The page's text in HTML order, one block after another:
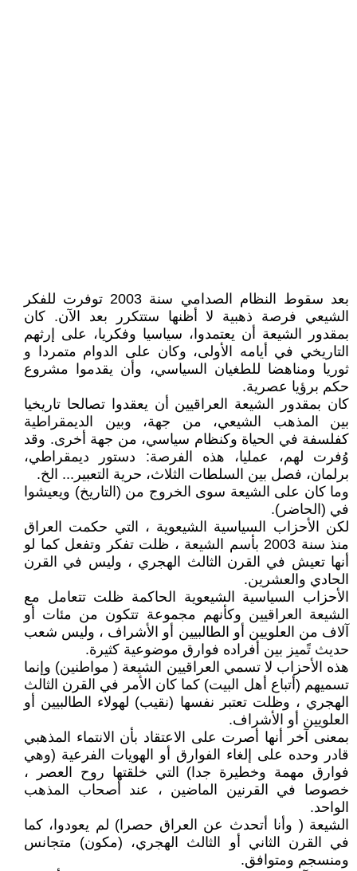
بعد سقوط النظام الصدامي سنة 2003 توفرت للفكر
الشيعي فرصة ذهبية لا أظنها ستتكرر بعد الآن. كان
بمقدور الشيعة أن يعتمدوا، سياسيا وفكريا، على إرثهم
التاريخي في أيامه الأولى، وكان على الدوام متمردا و
ثوريا ومناهضا للطغيان السياسي، وأن يقدموا مشروع
حكم برؤيا عصرية.
كان بمقدور الشيعة العراقيين أن يعقدوا تصالحا تاريخيا
بين المذهب الشيعي، من جهة، وبين الديمقراطية
كفلسفة في الحياة وكنظام سياسي، من جهة أخرى. وقد
وُفرت لهم، عمليا، هذه الفرصة: دستور ديمقراطي،
برلمان، فصل بين السلطات الثلاث، حرية التعبير... الخ.
وما كان على الشيعة سوى الخروج من (التاريخ) ويعيشوا
في (الحاضر).
لكن الأحزاب السياسية الشيعوية ، التي حكمت العراق
منذ سنة 2003 بأسم الشيعة ، ظلت تفكر وتفعل كما لو
أنها تعيش في القرن الثالث الهجري ، وليس في القرن
الحادي والعشرين.
الأحزاب السياسية الشيعوية الحاكمة ظلت تتعامل مع
الشيعة العراقيين وكأنهم مجموعة تتكون من مئات أو
آلاف من العلويين أو الطالبيين أو الأشراف ، وليس شعب
حديث تًميز بين أفراده فوارق موضوعية كثيرة.
هذه الأحزاب لا تسمي العراقيين الشيعة ( مواطنين) وإنما
تسميهم (أتباع أهل البيت) كما كان الأمر في القرن الثالث
الهجري ، وظلت تعتبر نفسها (نقيب) لهولاء الطالبيين أو
العلويين أو الأشراف.
بمعنى آخر أنها أصرت على الاعتقاد بأن الانتماء المذهبي
قادر وحده على إلغاء الفوارق أو الهويات الفرعية (وهي
فوارق مهمة وخطيرة جدا) التي خلقتها روح العصر ،
خصوصا في القرنين الماضين ، عند أصحاب المذهب
الواحد.
الشيعة ( وأنا أتحدث عن العراق حصرا) لم يعودوا، كما
في القرن الثاني أو الثالث الهجري، (مكون) متجانس
ومنسجم ومتوافق.